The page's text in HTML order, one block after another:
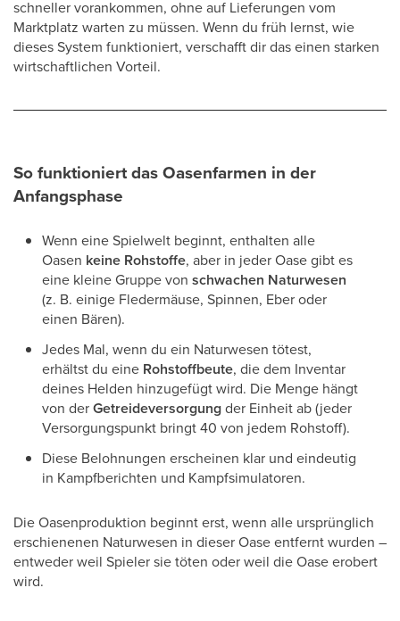
schneller vorankommen, ohne auf Lieferungen vom
Marktplatz warten zu müssen. Wenn du früh lernst, wie
dieses System funktioniert, verschafft dir das einen starken
wirtschaftlichen Vorteil.
So funktioniert das Oasenfarmen in der
Anfangsphase
Wenn eine Spielwelt beginnt, enthalten alle
Oasen keine Rohstoffe, aber in jeder Oase gibt es
eine kleine Gruppe von schwachen Naturwesen
(z. B. einige Fledermäuse, Spinnen, Eber oder
einen Bären).
Jedes Mal, wenn du ein Naturwesen tötest,
erhältst du eine Rohstoffbeute, die dem Inventar
deines Helden hinzugefügt wird. Die Menge hängt
von derGetreideversorgungder Einheit ab (jeder
Versorgungspunkt bringt 40 von jedem Rohstoff).
Diese Belohnungen erscheinen klar und eindeutig
in Kampfberichten und Kampfsimulatoren.
Die Oasenproduktion beginnt erst, wenn alle ursprünglich
erschienenen Naturwesen in dieser Oase entfernt wurden –
entweder weil Spieler sie töten oder weil die Oase erobert
wird.